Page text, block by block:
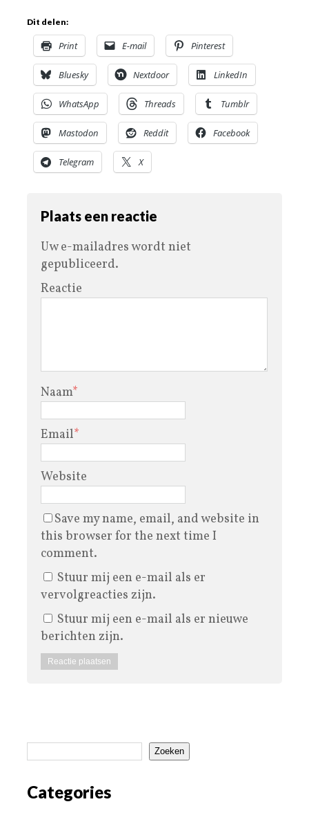
Dit delen:
Print E-mail Pinterest
Bluesky Nextdoor LinkedIn
WhatsApp Threads Tumblr
Mastodon Reddit Facebook
Telegram X
Plaats een reactie
Uw e-mailadres wordt niet
gepubliceerd.
Reactie
Naam*
Email*
Website
Save my name, email, and website in
this browser for the next time I
comment.
Stuur mij een e-mail als er
vervolgreacties zijn.
Stuur mij een e-mail als er nieuwe
berichten zijn.
Zoeken
Categories